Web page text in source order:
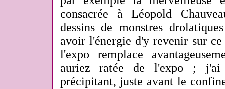
consacrée à Léopold
dessins de monstres
avoir l'énergie d'y revenir sur
l'expo remplace
auriez ratée de l'expo ;
précipitant, juste avant le